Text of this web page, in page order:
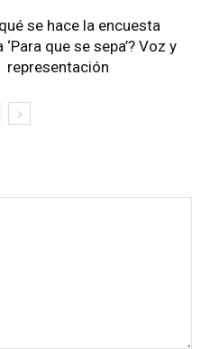
se hace la encuesta
que se sepa’? Voz y
representación